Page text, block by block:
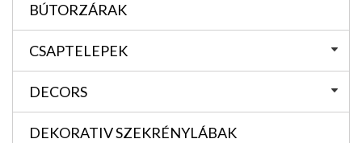
BÚTORZÁRAK
CSAPTELEPEK
DECORS
DEKORATIV SZEKRÉNYLÁBAK